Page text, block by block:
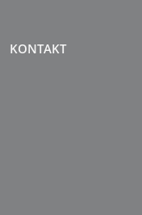
KONTAKT